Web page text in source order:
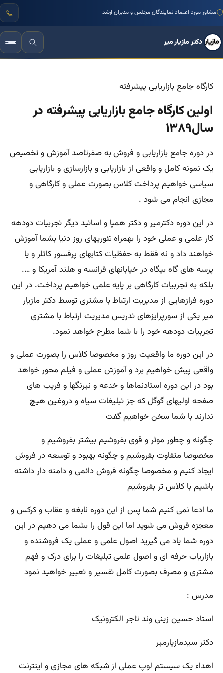
مشاور مورد اعتماد نمایندگان مجلس و مدیران ارشد
دکتر مازیار میر
کارگاه جامع بازاریابی پیشرفته
اولین کارگاه جامع بازاریابی پیشرفته در
سال۱۳۸۹
در دوره جامع بازاریابی و فروش به صفرتاصد آموزش و تخصیص
یک نمونه کامل و واقعی از بازاریابی و بازارسازی و بازاریابی
سیاسی خواهیم پرداخت کلاس بصورت عملی و کارگاهی و
مجازی انجام می شود .
در این دوره دکترمیر و دکتر همپا و اساتید دیگر تجربیات دودهه
کار علمی و عملی خود را بهمراه تئوریهای روز دنیا بشما آموزش
خواهند داد و نه فقط به حفظیات کتابهای پرفسور کاتلر و یا
پرسه های گاه بیگاه در خیابانهای فرانسه و هلند آمریکا و ….
بلکه به تجربیات کارگاهی بر پایه علمی خواهیم پرداخت. در این
دوره فرازهایی از مدیریت ارتباط با مشتری توسط دکتر مازیار
میر یکی از سورپرایزهای تدریس مدیریت ارتباط با مشتری
تجربیات دودهه خود را با شما مطرح خواهد نمود.
در این دوره ما واقعیت روز و مخصوصا کلاس را بصورت عملی و
واقعی پیش خواهیم برد و آموزش عملی و فیلم محور خواهد
بود در این دوره استادنماها و خدعه و نیرنگها و فریب های
صفحه اولیهای گوگل که جز تبلیغات سیاه و دروغین هیچ
ندارند با شما سخن خواهیم گفت
چگونه و چطور موثر و قوی بفروشیم بیشتر بفروشیم و
مخصوصا متفاوت بفروشیم و چگونه بهبود و توسعه در فروش
ایجاد کنیم و مخصوصا چگونه فروش دائمی و دامنه دار داشته
باشیم با کلاس تر بفروشیم
ما ادعا نمی کنیم شما پس از این دوره نابغه و عقاب و کرکس و
معجزه فروش می شوید اما این قول را بشما می دهیم در این
دوره شما یاد می گیرید اصول علمی و عملی یک فروشنده و
بازاریاب حرفه ای و اصول علمی تبلیغات را برای درک و فهم
مشتری و مصرف بصورت کامل تفسیر و تعبیر خواهید نمود
مدرس :
استاد حسین زینی وند تاجر الکترونیک
دکتر سیدمازیارمیر
اهداء یک سیستم لوپ عملی از شبکه های مجازی و اینترنت